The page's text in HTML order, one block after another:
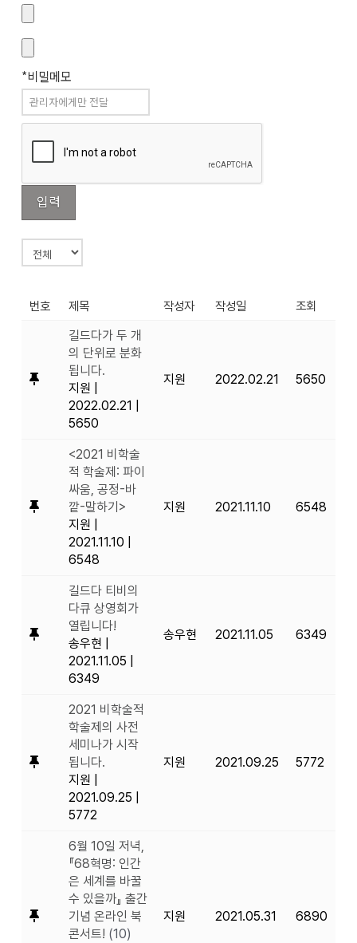
*비밀메모
번호 제목 작성자 작성일
조회
길드다가 두 개
의 단위로 분화
됩니다.
지원
2022.02.21
5650
지원 2022.02.21 5650
<2021 비학술
적 학술제: 파이
싸움, 공정-바
깥-말하기>
지원
2021.11.10
6548
지원 2021.11.10 6548
길드다 티비의
다큐 상영회가
열립니다!
송우현
2021.11.05
6349
송우현 2021.11.05 6349
2021 비학술적
학술제의 사전
세미나가 시작
됩니다.
지원
2021.09.25
5772
지원 2021.09.25 5772
6월 10일 저녁,
『68혁명: 인간
은 세계를 바꿀
수 있을까』 출간
기념 온라인 북
콘서트! (10)
지원 2021.05.31 6890